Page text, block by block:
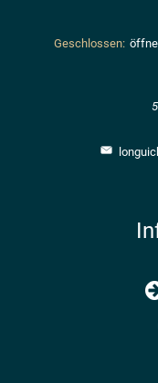
Klicken, um weitere
Geschlossen: